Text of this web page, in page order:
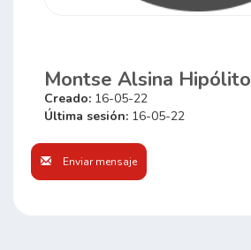
Montse Alsina Hipólito
Creado: 16-05-22
Última sesión: 16-05-22
Enviar mensaje